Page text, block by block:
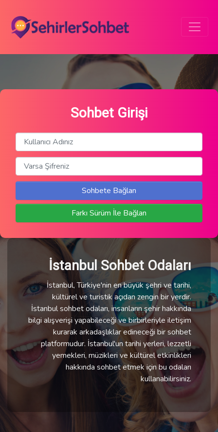
Sohbet Girişi
Sohbete Bağlan
Farkı Sürüm İle Bağlan
İstanbul Sohbet Odaları
İstanbul, Türkiye'nin en büyük şehri ve tarihi,
kültürel ve turistik açıdan zengin bir yerdir.
İstanbul sohbet odaları, insanların şehir hakkında
bilgi alışverişi yapabileceği ve birbirleriyle iletişim
kurarak arkadaşlıklar edineceği bir sohbet
platformudur. İstanbul'un tarihi yerleri, lezzetli
yemekleri, müzikleri ve kültürel etkinlikleri
hakkında sohbet etmek için bu odaları
kullanabilirsiniz.